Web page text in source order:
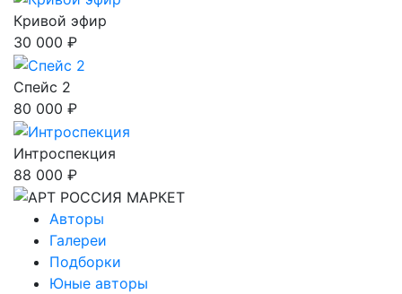
Кривой эфир
30 000 ₽
Спейс 2
80 000 ₽
Интроспекция
88 000 ₽
Авторы
Галереи
Подборки
Юные авторы